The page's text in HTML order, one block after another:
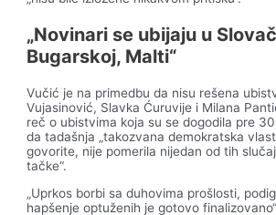
„Novinari se ubijaju u
Bugarskoj, Malti“
Vučić je na primedbu da nisu rešena
Vujasinović, Slavka Ćuruvije i Milana
reč o ubistvima koja su se dogodila pre
da tadašnja „takozvana demokratska
govorite, nije pomerila nijedan od tih
tačke“.
„Uprkos borbi sa duhovima prošlosti,
hapšenje optuženih je gotovo